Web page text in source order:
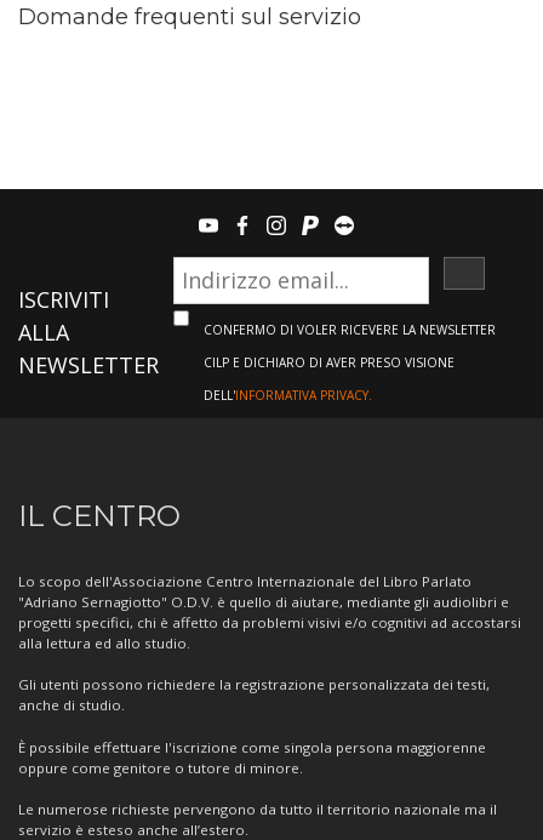
Domande frequenti sul servizio
youtubefacebook
instagram
paypalteamviewer
ISCRIVITI
ALLA
NEWSLETTER
CONFERMO DI VOLER RICEVERE LA NEWSLETTER
CILP E DICHIARO DI AVER PRESO VISIONE
DELL'INFORMATIVA PRIVACY.
Informazioni
sul
Centro
IL CENTRO
Lo scopo dell'Associazione Centro Internazionale del Libro Parlato
"Adriano Sernagiotto" O.D.V. è quello di aiutare, mediante gli audiolibri e
progetti specifici, chi è affetto da problemi visivi e/o cognitivi ad accostarsi
alla lettura ed allo studio.
Gli utenti possono richiedere la registrazione personalizzata dei testi,
anche di studio.
È possibile effettuare l'iscrizione come singola persona maggiorenne
oppure come genitore o tutore di minore.
Le numerose richieste pervengono da tutto il territorio nazionale ma il
servizio è esteso anche all’estero.